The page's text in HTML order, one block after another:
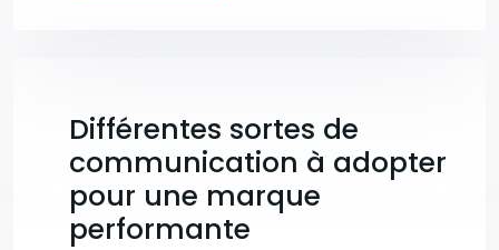
Différentes sortes de
communication à adopter
pour une marque
performante